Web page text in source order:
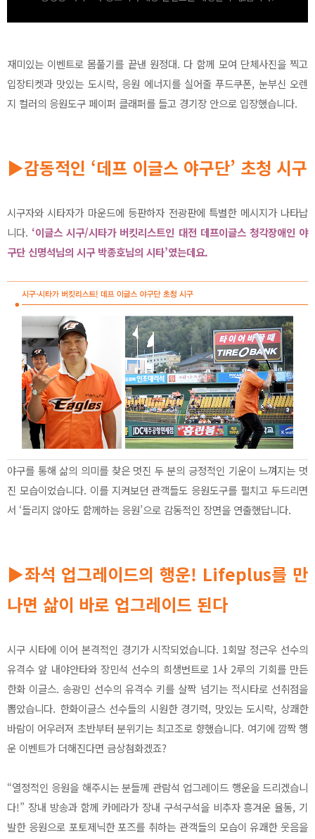
재미있는 이벤트로 몸풀기를 끝낸 원정대. 다 함께 모여 단체사진을 찍고
입장티켓과 맛있는 도시락, 응원 에너지를 실어줄 푸드쿠폰, 눈부신 오렌
지 컬러의 응원도구 페이퍼 클래퍼를 들고 경기장 안으로 입장했습니다.
▶감동적인 ‘데프 이글스 야구단’ 초청 시구
시구자와 시타자가 마운드에 등판하자 전광판에 특별한 메시지가 나타납
니다. ‘이글스 시구/시타가 버킷리스트인 대전 데프이글스 청각장애인 야
구단 신명석님의 시구 박종호님의 시타’였는데요.
야구를 통해 삶의 의미를 찾은 멋진 두 분의 긍정적인 기운이 느껴지는 멋
진 모습이었습니다. 이를 지켜보던 관객들도 응원도구를 펼치고 두드리면
서 ‘들리지 않아도 함께하는 응원’으로 감동적인 장면을 연출했답니다.
▶좌석 업그레이드의 행운! Lifeplus를 만
나면 삶이 바로 업그레이드 된다
시구 시타에 이어 본격적인 경기가 시작되었습니다. 1회말 정근우 선수의
유격수 앞 내야안타와 장민석 선수의 희생번트로 1사 2루의 기회를 만든
한화 이글스. 송광민 선수의 유격수 키를 살짝 넘기는 적시타로 선취점을
뽑았습니다. 한화이글스 선수들의 시원한 경기력, 맛있는 도시락, 상쾌한
바람이 어우러져 초반부터 분위기는 최고조로 향했습니다. 여기에 깜짝 행
운 이벤트가 더해진다면 금상첨화겠죠?
“열정적인 응원을 해주시는 분들께 관람석 업그레이드 행운을 드리겠습니
다!” 장내 방송과 함께 카메라가 장내 구석구석을 비추자 흥겨운 율동, 기
발한 응원으로 포토제닉한 포즈를 취하는 관객들의 모습이 유쾌한 웃음을